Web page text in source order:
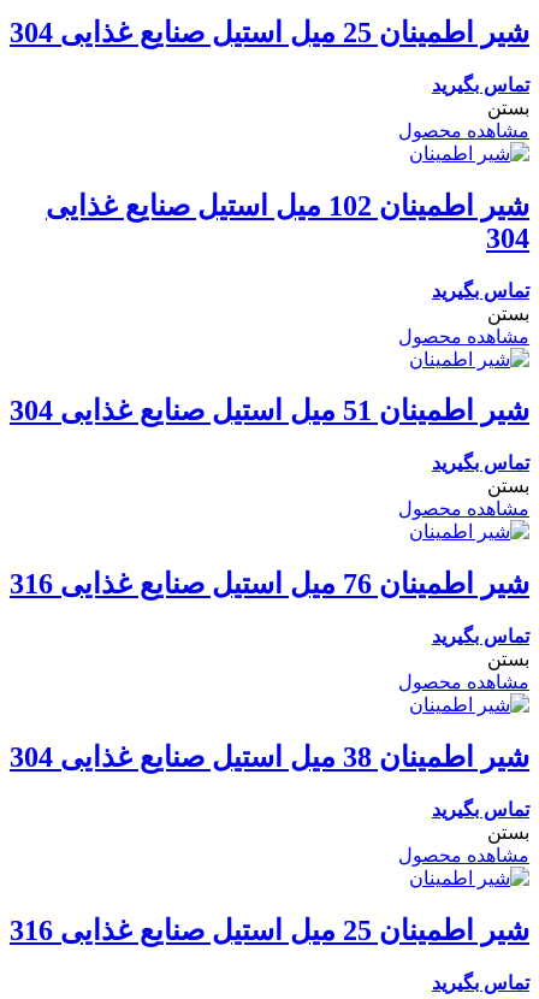
شیر اطمینان 25 میل استیل صنایع غذایی 304
تماس بگیرید
بستن
مشاهده محصول
شیر اطمینان 102 میل استیل صنایع غذایی
304
تماس بگیرید
بستن
مشاهده محصول
شیر اطمینان 51 میل استیل صنایع غذایی 304
تماس بگیرید
بستن
مشاهده محصول
شیر اطمینان 76 میل استیل صنایع غذایی 316
تماس بگیرید
بستن
مشاهده محصول
شیر اطمینان 38 میل استیل صنایع غذایی 304
تماس بگیرید
بستن
مشاهده محصول
شیر اطمینان 25 میل استیل صنایع غذایی 316
تماس بگیرید